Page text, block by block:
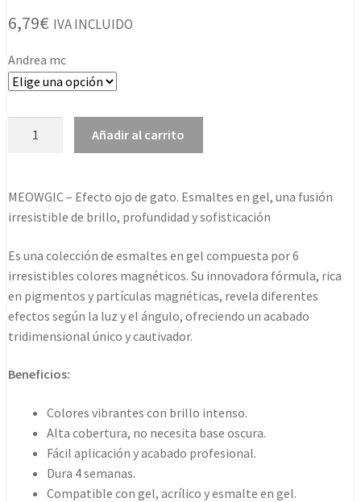
6,79€ IVA INCLUIDO
Andrea mc
10,5ml
cantidad
Añadir al carrito
MEOWGIC – Efecto ojo de gato. Esmaltes en gel, una fusión
irresistible de brillo, profundidad y sofisticación
Es una colección de esmaltes en gel compuesta por 6
irresistibles colores magnéticos. Su innovadora fórmula, rica
en pigmentos y partículas magnéticas, revela diferentes
efectos según la luz y el ángulo, ofreciendo un acabado
tridimensional único y cautivador.
Beneficios:
Colores vibrantes con brillo intenso.
Alta cobertura, no necesita base oscura.
Fácil aplicación y acabado profesional.
Dura 4 semanas.
Compatible con gel, acrílico y esmalte en gel.